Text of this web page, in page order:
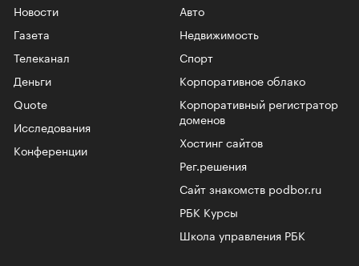
Новости
Газета
Телеканал
Авто
Недвижимость
Спорт
Корпоративное облако
Корпоративный регистратор
доменов
Хостинг сайтов
Рег.решения
Сайт знакомств podbor.ru
РБК Курсы
Школа управления РБК
Деньги
Quote
Исследования
Конференции